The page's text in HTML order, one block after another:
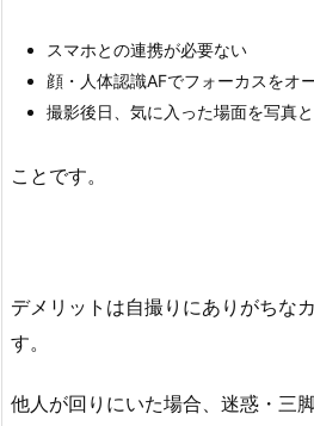
スマホとの連携が必要ない
顔・人体認識AFでフォーカスをオ
撮影後日、気に入った場面を写真と
ことです。
デメリットは自撮りにありがちな
す。
他人が回りにいた場合、迷惑・三